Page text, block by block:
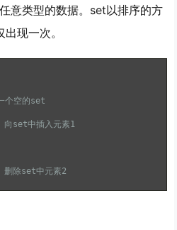
意类型的数据。set以排序的方
现一次。
个空的set
set中插入元素1
除set中元素2